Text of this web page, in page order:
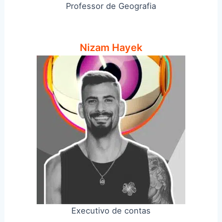
Professor de Geografia
Nizam Hayek
Executivo de contas